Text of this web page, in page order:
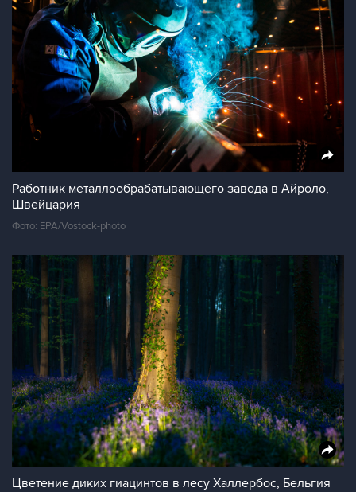
Работник металлообрабатывающего завода в Айроло,
Швейцария
Фото: EPA/Vostock-photo
Цветение диких гиацинтов в лесу Халлербос, Бельгия